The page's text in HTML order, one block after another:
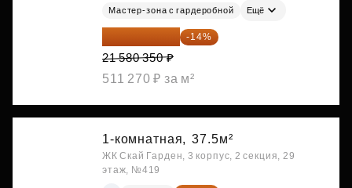
Мастер-зона с гардеробной Ещё
18 559 101 ₽ -14%
21 580 350 ₽
511 270 ₽ за м²
1-комнатная, 37.5м²
ЖК Скай Гарден, 3 корпус, 2 секция, 29
этаж, №419